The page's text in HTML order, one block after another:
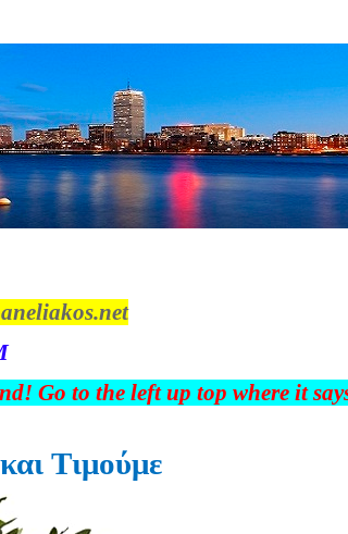
Go to the left up top where it
Tιμούμε